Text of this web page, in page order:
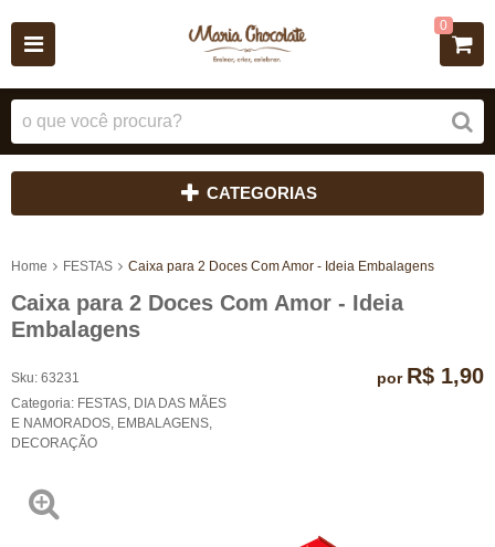
0
CATEGORIAS
Home FESTAS Caixa para 2 Doces Com Amor - Ideia Embalagens
Caixa para 2 Doces Com Amor - Ideia
Embalagens
Sku: 63231
Categoria: FESTAS DIA DAS MÃES
E NAMORADOS EMBALAGENS
DECORAÇÃO
por R$ 1,90